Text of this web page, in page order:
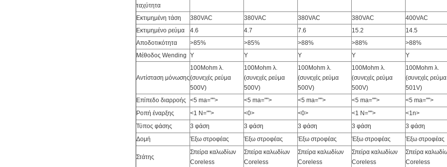
ταχύτητα
Εκτιμημένη τάση 380VAC 380VAC 380VAC 380VAC
400VAC
Εκτιμημένο ρεύμα
4.6 4.7 7.6 15.2
14.5
Αποδοτικότητα
>85% >85% >88% >88%
>88%
Μέθοδος Wending Υ Υ Υ Υ Υ
Αντίσταση μόνωσης
100Mohm λ.
(συνεχές ρεύμα
500V)
100Mohm λ.
(συνεχές ρεύμα
500V)
100Mohm λ.
(συνεχές ρεύμα
500V)
100Mohm λ.
(συνεχές ρεύμα
500V)
100Mohm λ.
(συνεχές ρεύμα
501V)
Επίπεδο διαρροής
<5 ma=""> <5 ma=""> <5 ma=""> <5 ma="">
<5 ma="">
Ροπή έναρξης
<1 N=""> <0> <0> <1 N="">
<1n>
Τύπος φάσης
3 φάση 3 φάση 3 φάση 3 φάση
3 φάση
Δομή
Έξω στροφέας Έξω στροφέας Έξω στροφέας Έξω στροφέας Έξω στροφέας
Στάτης
Σπείρα καλωδίων
Coreless
Σπείρα καλωδίων
Coreless
Σπείρα καλωδίων
Coreless
Σπείρα καλωδίων
Coreless
Σπείρα
Coreless